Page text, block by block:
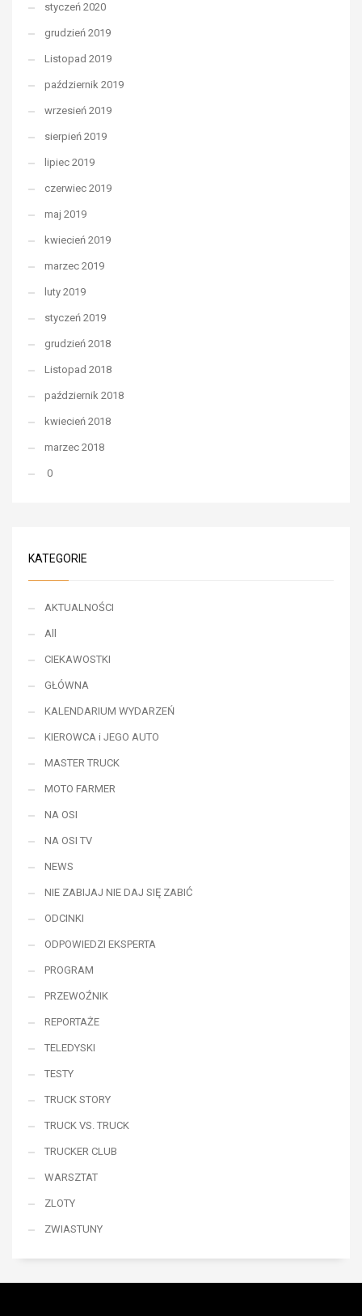
styczeń 2020
grudzień 2019
Listopad 2019
październik 2019
wrzesień 2019
sierpień 2019
lipiec 2019
czerwiec 2019
maj 2019
kwiecień 2019
marzec 2019
luty 2019
styczeń 2019
grudzień 2018
Listopad 2018
październik 2018
kwiecień 2018
marzec 2018
0
KATEGORIE
AKTUALNOŚCI
All
CIEKAWOSTKI
GŁÓWNA
KALENDARIUM WYDARZEŃ
KIEROWCA i JEGO AUTO
MASTER TRUCK
MOTO FARMER
NA OSI
NA OSI TV
NEWS
NIE ZABIJAJ NIE DAJ SIĘ ZABIĆ
ODCINKI
ODPOWIEDZI EKSPERTA
PROGRAM
PRZEWOŹNIK
REPORTAŻE
TELEDYSKI
TESTY
TRUCK STORY
TRUCK VS. TRUCK
TRUCKER CLUB
WARSZTAT
ZLOTY
ZWIASTUNY